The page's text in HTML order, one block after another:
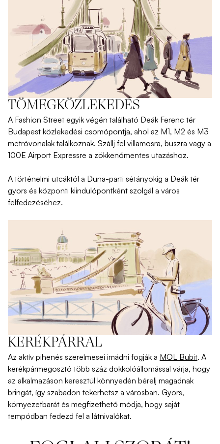
TÖMEGKÖZLEKEDÉS
A Fashion Street egyik végén található Deák Ferenc tér
Budapest közlekedési csomópontja, ahol az M1, M2 és M3
metróvonalak találkoznak. Szállj fel villamosra, buszra vagy a
100E Airport Expressre a zökkenőmentes utazáshoz.
A történelmi utcáktól a Duna-parti sétányokig a Deák tér
gyors és központi kiindulópontként szolgál a város
felfedezéséhez.
KERÉKPÁRRAL
Az aktív pihenés szerelmesei imádni fogják a MOL Bubit. A
kerékpármegosztó több száz dokkolóállomással várja, hogy
az alkalmazáson keresztül könnyedén bérelj magadnak
bringát, így szabadon tekerhetsz a városban. Gyors,
környezetbarát és megfizethető módja, hogy saját
tempódban fedezd fel a látnivalókat.